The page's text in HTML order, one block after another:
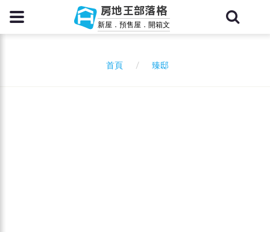
房地王部落格
新屋．預售屋．開箱文
首頁 臻邸